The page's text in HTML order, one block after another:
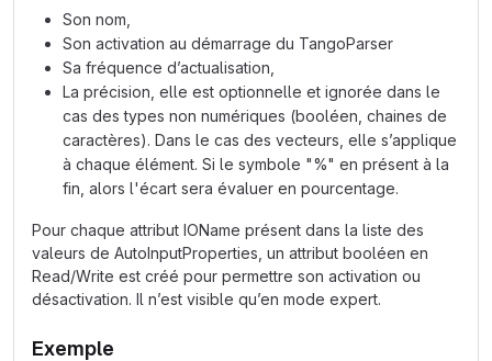
Son nom,
Son activation au démarrage du TangoParser
Sa fréquence d’actualisation,
La précision, elle est optionnelle et ignorée dans le
cas des types non numériques (booléen, chaines de
caractères). Dans le cas des vecteurs, elle s’applique
à chaque élément. Si le symbole "%" en présent à la
fin, alors l'écart sera évaluer en pourcentage.
Pour chaque attribut IOName présent dans la liste des
valeurs de AutoInputProperties, un attribut booléen en
Read/Write est créé pour permettre son activation ou
désactivation. Il n’est visible qu’en mode expert.
Exemple